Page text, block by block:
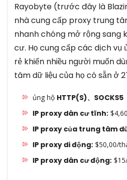
Rayobyte (trước đây là
nhà cung cấp proxy trung
nhanh chóng mở rộng sang
cư. Họ cung cấp các dịch vụ
rẻ khiến nhiều người muốn
tâm dữ liệu của họ có sẵn ở
ủng hộ HTTP(S)、SOCKS5
IP proxy dân cư tĩnh:
IP proxy của trung tâm
IP proxy di động:$50,00/
IP proxy dân cư động: